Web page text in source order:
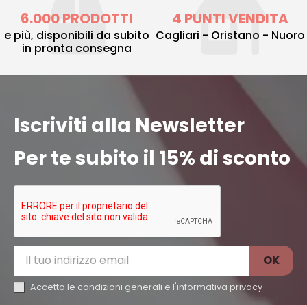
6.000 PRODOTTI
e più, disponibili da subito
in pronta consegna
4 PUNTI VENDITA
Cagliari - Oristano - Nuoro
Iscriviti alla Newsletter
Per te subito il 15% di sconto
Accetto le condizioni generali e l'informativa privacy